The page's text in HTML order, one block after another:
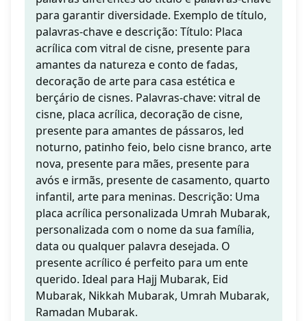
para garantir diversidade. Exemplo de título,
palavras-chave e descrição: Título: Placa
acrílica com vitral de cisne, presente para
amantes da natureza e conto de fadas,
decoração de arte para casa estética e
berçário de cisnes. Palavras-chave: vitral de
cisne, placa acrílica, decoração de cisne,
presente para amantes de pássaros, led
noturno, patinho feio, belo cisne branco, arte
nova, presente para mães, presente para
avós e irmãs, presente de casamento, quarto
infantil, arte para meninas. Descrição: Uma
placa acrílica personalizada Umrah Mubarak,
personalizada com o nome da sua família,
data ou qualquer palavra desejada. O
presente acrílico é perfeito para um ente
querido. Ideal para Hajj Mubarak, Eid
Mubarak, Nikkah Mubarak, Umrah Mubarak,
Ramadan Mubarak.